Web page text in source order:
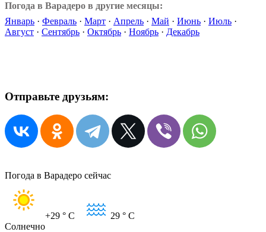
Погода в Варадеро в другие месяцы:
Январь · Февраль · Март · Апрель · Май · Июнь · Июль ·
Август · Сентябрь · Октябрь · Ноябрь · Декабрь
Отправьте друзьям:
Погода в Варадеро сейчас
+29 ° C 29 ° C
Солнечно